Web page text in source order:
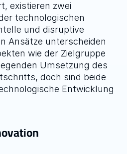
existieren zwei
technologischen
und disruptive
Ansätze unterscheiden
wie der Zielgruppe
Umsetzung des
doch sind beide
Entwicklung